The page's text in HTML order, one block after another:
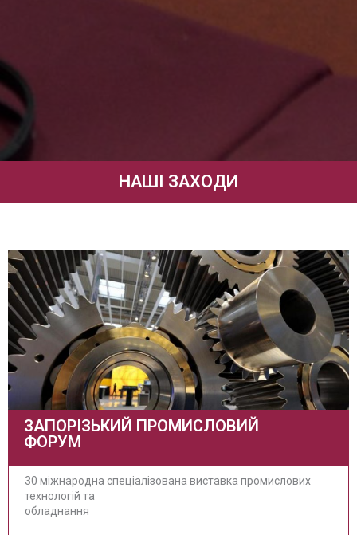
НАШІ ЗАХОДИ
ЗАПОРІЗЬКИЙ ПРОМИСЛОВИЙ
ФОРУМ
30 міжнародна спеціалізована виставка промислових
технологій та
обладнання